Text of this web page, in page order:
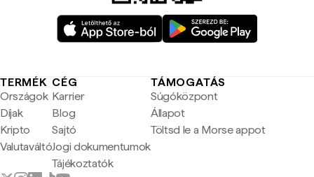
TERMÉK
Országok
Díjak
Kripto
Valutaváltó
CÉG
Karrier
Blog
Sajtó
Jogi dokumentumok
Tájékoztatók
TÁMOGATÁS
Súgóközpont
Állapot
Töltsd le a Morse appot